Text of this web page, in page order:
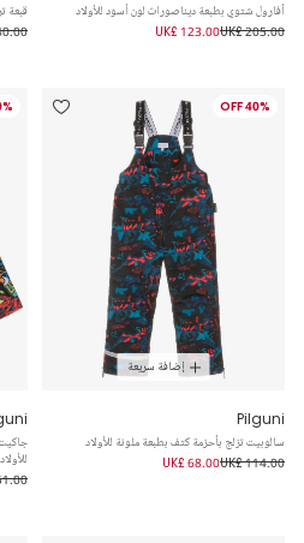
أفارول شتوي بطبعة ديناصورات لون أسود للأولاد
UK£ 205.00
UK£ 123.00
قبعة
40% OFF
إضافة سريعة
Pilguni
سالوبيت تزلج بأحزمة كتف بطبعة ملونة للأولاد
UK£ 114.00
UK£ 68.00
للأولاد